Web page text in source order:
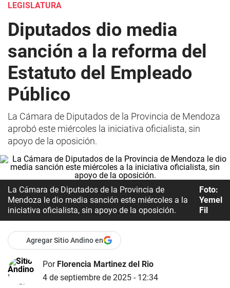
LEGISLATURA
Diputados dio media
sanción a la reforma del
Estatuto del Empleado
Público
La Cámara de Diputados de la Provincia de Mendoza
aprobó este miércoles la iniciativa oficialista, sin
apoyo de la oposición.
La Cámara de Diputados de la Provincia de
Mendoza le dio media sanción este miércoles a la
iniciativa oficialista, sin apoyo de la oposición.
Foto:
Yemel
Fil
Agregar Sitio Andino en
Por Florencia Martinez del Rio
4 de septiembre de 2025 - 12:34